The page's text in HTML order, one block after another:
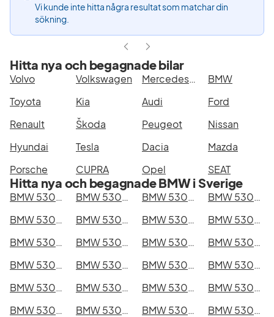
Vi kunde inte hitta några resultat som matchar din
sökning.
Hitta nya och begagnade bilar
Volvo Volkswagen Mercedes-Benz
BMW
Toyota
Kia Audi
Ford
Renault
Škoda Peugeot
Nissan
Hyundai
Tesla Dacia
Mazda
Porsche
CUPRA Opel SEAT
Hitta nya och begagnade BMW i Sverige
BMW 530d xDrive GT i Stockholm BMW 530d xDrive GT i Göteborg BMW 530d xDrive GT i Helsingborg
BMW 530d xDrive GT i Jönköping
BMW 530d xDrive GT i Malmö
BMW 530d xDrive GT i Örebro BMW 530d xDrive GT i Norrköping
BMW 530d xDrive GT i Linköping
BMW 530d xDrive GT i Uppsala
BMW 530d xDrive GT i Västerås BMW 530d xDrive GT i Halmstad
BMW 530d xDrive GT i Växjö
BMW 530d xDrive GT i Eskilstuna
BMW 530d xDrive GT i Kalmar BMW 530d xDrive GT i Karlskrona
BMW 530d xDrive GT i Karlstad
BMW 530d xDrive GT i Kristianstad
BMW 530d xDrive GT i Sundsvall BMW 530d xDrive GT i Umeå
BMW 530d xDrive GT i Varberg
BMW 530d xDrive GT i Borås
BMW 530d xDrive GT i Falkenberg BMW 530d xDrive GT i Gävle
BMW 530d xDrive GT i Luleå